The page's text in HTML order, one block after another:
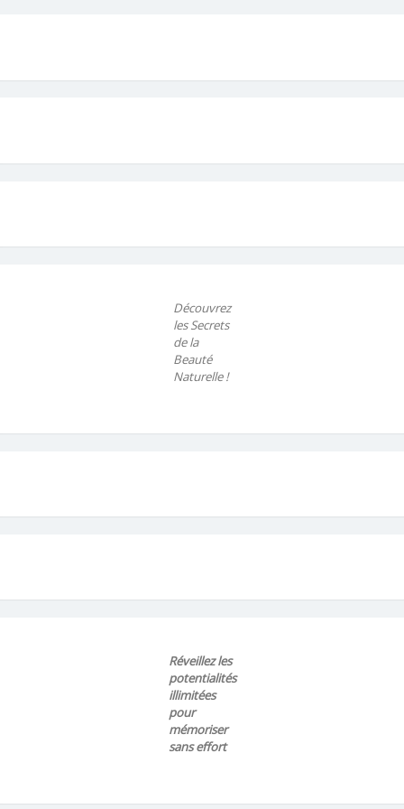
Découvrez
les Secrets
de la
Beauté
Naturelle !
Réveillez les
potentialités
illimitées
pour
mémoriser
sans effort